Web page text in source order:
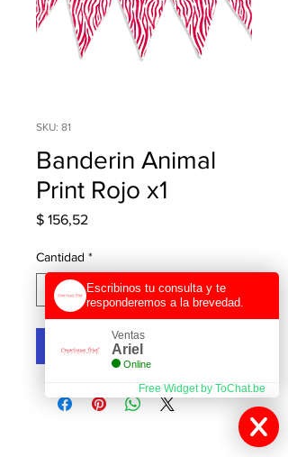
SKU: 81
Banderin Animal
Print Rojo x1
$ 156,52Precio
Cantidad *
Agregar al carrito
Escribinos tu consulta y te
responderemos a la brevedad.
Ventas
Ariel
Online
Free Widget by ToChat.be